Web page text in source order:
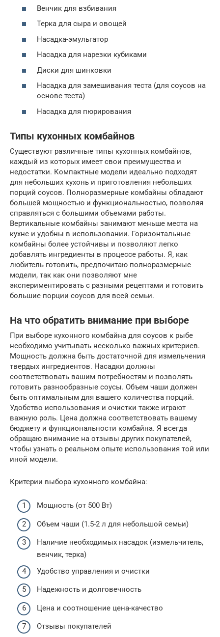
Венчик для взбивания
Терка для сыра и овощей
Насадка-эмульгатор
Насадка для нарезки кубиками
Диски для шинковки
Насадка для замешивания теста (для соусов на
основе теста)
Насадка для пюрирования
Типы кухонных комбайнов
Существуют различные типы кухонных комбайнов,
каждый из которых имеет свои преимущества и
недостатки. Компактные модели идеально подходят
для небольших кухонь и приготовления небольших
порций соусов. Полноразмерные комбайны обладают
большей мощностью и функциональностью, позволяя
справляться с большими объемами работы.
Вертикальные комбайны занимают меньше места на
кухне и удобны в использовании. Горизонтальные
комбайны более устойчивы и позволяют легко
добавлять ингредиенты в процессе работы. Я, как
любитель готовить, предпочитаю полноразмерные
модели, так как они позволяют мне
экспериментировать с разными рецептами и готовить
большие порции соусов для всей семьи.
На что обратить внимание при выборе
При выборе кухонного комбайна для соусов к рыбе
необходимо учитывать несколько важных критериев.
Мощность должна быть достаточной для измельчения
твердых ингредиентов. Насадки должны
соответствовать вашим потребностям и позволять
готовить разнообразные соусы. Объем чаши должен
быть оптимальным для вашего количества порций.
Удобство использования и очистки также играют
важную роль. Цена должна соответствовать вашему
бюджету и функциональности комбайна. Я всегда
обращаю внимание на отзывы других покупателей,
чтобы узнать о реальном опыте использования той или
иной модели.
Критерии выбора кухонного комбайна:
Мощность (от 500 Вт)
Объем чаши (1.5-2 л для небольшой семьи)
Наличие необходимых насадок (измельчитель,
венчик, терка)
Удобство управления и очистки
Надежность и долговечность
Цена и соотношение цена-качество
Отзывы покупателей